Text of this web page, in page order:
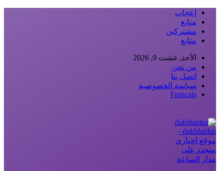
إعجاب
متابع
مشتركين
متابع
الأحد, غشت 9, 2026
من نحن
اتصل بنا
سياسة الخصوصية
Français
dakhlaplus -
موقع اخباري
متجدد على
مدار الساعة